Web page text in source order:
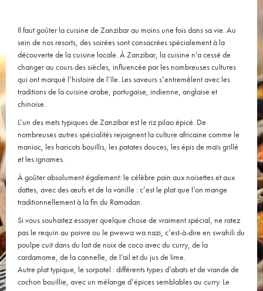
Il faut goûter la cuisine de Zanzibar au moins une fois dans sa vie. Au
sein de nos resorts, des soirées sont consacrées spécialement à la
découverte de la cuisine locale. À Zanzibar, la cuisine n’a cessé de
changer au cours des siècles, influencée par les nombreuses cultures
qui ont marqué l’histoire de l’île. Les saveurs s’entremêlent avec les
traditions de la cuisine arabe, portugaise, indienne, anglaise et
chinoise.
L’un des mets typiques de Zanzibar est le riz pilao épicé. De
nombreuses autres spécialités rejoignent la culture africaine comme le
manioc, les haricots bouillis, les patates douces, les épis de maïs grillé
et les ignames.
À goûter absolument également: le célèbre pain aux noisettes et aux
dattes, avec des œufs et de la vanille : c’est le plat que l’on mange
traditionnellement à la fin du Ramadan.
Si vous souhaitez essayer quelque chose de vraiment spécial, ne ratez
pas le requin au poivre ou le pwewa wa nazi, c’est-à-dire en swahili du
poulpe cuit dans du lait de noix de coco avec du curry, de la
cardamome, de la cannelle, de l’ail et du jus de lime.
Autre plat typique, le sorpotel : différents types d’abats et de viande de
cochon bouillie, avec un mélange d’épices semblables au curry. Le